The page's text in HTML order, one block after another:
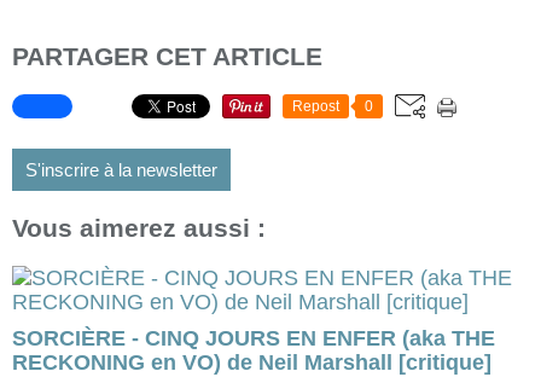
PARTAGER CET ARTICLE
Repost 0
S'inscrire à la newsletter
Vous aimerez aussi :
SORCIÈRE - CINQ JOURS EN ENFER (aka THE
RECKONING en VO) de Neil Marshall [critique]